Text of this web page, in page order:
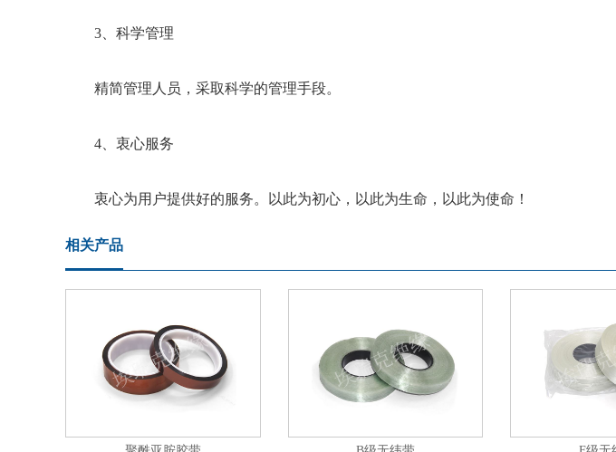
3、科学管理
精简管理人员，采取科学的管理手段。
4、衷心服务
衷心为用户提供好的服务。以此为初心，以此为生命，以此为使命！
相关产品